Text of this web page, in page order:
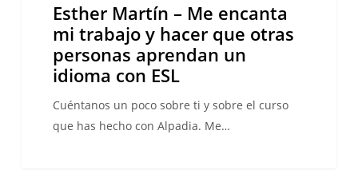
aprendan
idioma
Esther Martín – Me encanta
mi trabajo y hacer que otras
personas aprendan un
idioma con ESL
Cuéntanos un poco sobre ti y sobre el curso
que has hecho con Alpadia. Me…